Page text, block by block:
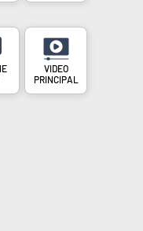
VIDEO
PRINCIPAL